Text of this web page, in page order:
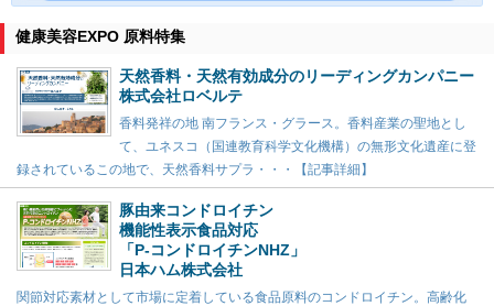
健康美容EXPO 原料特集
天然香料・天然有効成分のリーディングカンパニー
株式会社ロベルテ
香料発祥の地 南フランス・グラース。香料産業の聖地とし
て、ユネスコ（国連教育科学文化機構）の無形文化遺産に登
録されているこの地で、天然香料サプラ・・・【記事詳細】
豚由来コンドロイチン
機能性表示食品対応
「P-コンドロイチンNHZ」
日本ハム株式会社
関節対応素材として市場に定着している食品原料のコンドロイチン。高齢化